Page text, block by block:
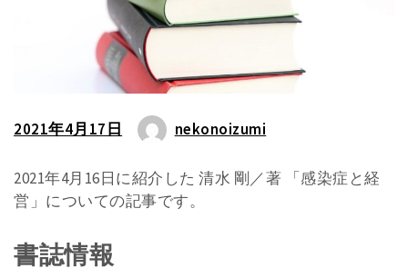
2021年4月17日 nekonoizumi
2021年4月16日に紹介した 清水 剛／著 「感染症と経
営」についての記事です。
書誌情報